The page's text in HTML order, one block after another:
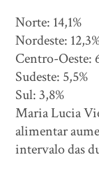
Norte: 14,1%
Nordeste:
Centro-Oeste:
Sudeste: 5,5%
Sul: 3,8%
Maria Lucia
alimentar
intervalo das